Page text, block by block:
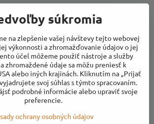
Newsletter
Odoberať naše novinky:
Odoberať
k odberu noviniek e-mailom
súkromia
na zlepšenie vašej návštevy tejto webovej
výkonnosti a zhromažďovanie údajov o jej
účel môžeme použiť nástroje a služby
zhromaždené údaje sa môžu preniesť k
alebo iných krajinách. Kliknutím na „Prijať
svoj súhlas s týmto spracovaním.
podrobné informácie alebo upraviť svoje
preferencie.
ochrany osobných údajov